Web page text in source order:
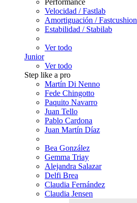
Performance
Velocidad / Fastlab
Amortiguación / Fastcushion
Estabilidad / Stabilab
Ver todo
Junior
Ver todo
Step like a pro
Martín Di Nenno
Fede Chingotto
Paquito Navarro
Juan Tello
Pablo Cardona
Juan Martín Díaz
Bea González
Gemma Triay
Alejandra Salazar
Delfi Brea
Claudia Fernández
Claudia Jensen